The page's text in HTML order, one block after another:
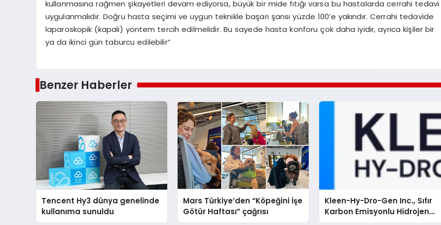
kullanmasına rağmen şikayetleri devam ediyorsa, büyük bir mide fıtığı varsa bu hastalarda cerrahi tedavi
uygulanmalıdır. Doğru hasta seçimi ve uygun teknikle başarı şansı yüzde 100’e yakındır. Cerrahi tedavide
laparoskopik (kapalı) yöntem tercih edilmelidir. Bu sayede hasta konforu çok daha iyidir, ayrıca kişiler bir
ya da ikinci gün taburcu edilebilir”
Benzer Haberler
Tencent Hy3 dünya genelinde
kullanıma sunuldu
Mars Türkiye’den “Köpeğini İşe
Götür Haftası” çağrısı
Kleen-Hy-Dro-Gen Inc., Sıfır
Karbon Emisyonlu Hidrojen
Isıtma Teknolojisinde ISO ve